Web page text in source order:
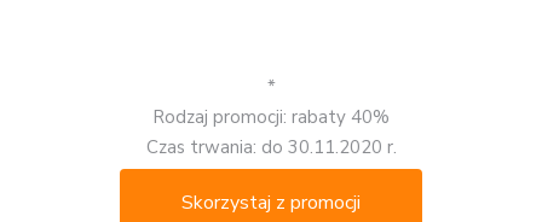
*
Rodzaj promocji: rabaty 40%
Czas trwania: do 30.11.2020 r.
Skorzystaj z promocji